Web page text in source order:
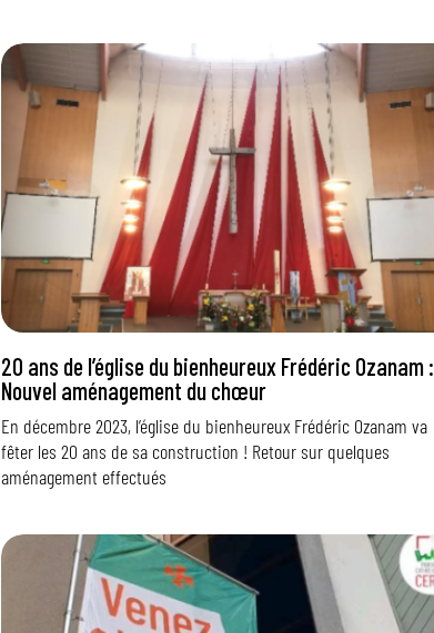
20 ans de l’église du bienheureux Frédéric Ozanam :
Nouvel aménagement du chœur
En décembre 2023, l’église du bienheureux Frédéric Ozanam va
fêter les 20 ans de sa construction ! Retour sur quelques
aménagement effectués